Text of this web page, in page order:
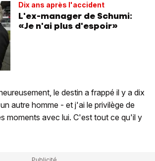
Dix ans après l'accident
L'ex-manager de Schumi:
«Je n'ai plus d'espoir»
le destin a frappé il y a dix
autre homme - et j'ai le privilège de
moments avec lui. C'est tout ce qu'il y